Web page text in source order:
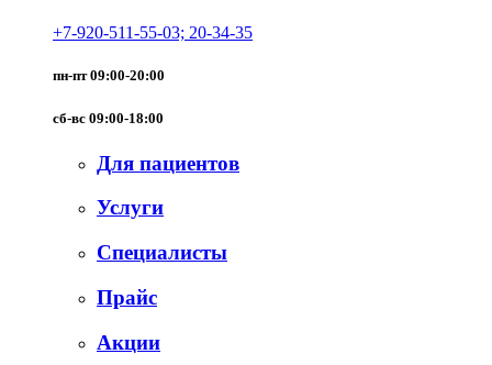
+7-920-511-55-03; 20-34-35
пн-пт 09:00-20:00
сб-вс 09:00-18:00
Для пациентов
Услуги
Специалисты
Прайс
Акции